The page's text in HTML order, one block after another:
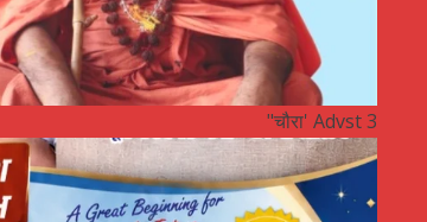
"चौरा' Advst 3